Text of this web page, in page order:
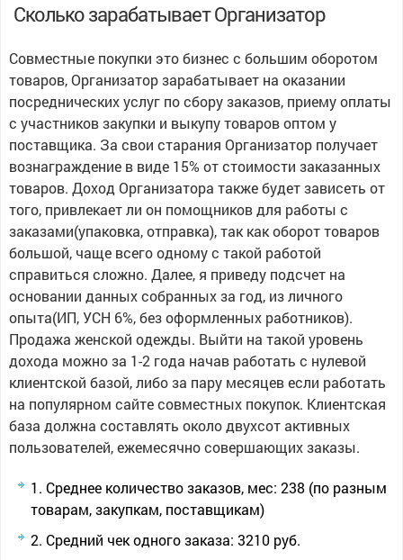
Сколько зарабатывает Организатор
Совместные покупки это бизнес с большим оборотом
товаров, Организатор зарабатывает на оказании
посреднических услуг по сбору заказов, приему оплаты
с участников закупки и выкупу товаров оптом у
поставщика. За свои старания Организатор получает
вознаграждение в виде 15% от стоимости заказанных
товаров. Доход Организатора также будет зависеть от
того, привлекает ли он помощников для работы с
заказами(упаковка, отправка), так как оборот товаров
большой, чаще всего одному с такой работой
справиться сложно. Далее, я приведу подсчет на
основании данных собранных за год, из личного
опыта(ИП, УСН 6%, без оформленных работников).
Продажа женской одежды. Выйти на такой уровень
дохода можно за 1-2 года начав работать с нулевой
клиентской базой, либо за пару месяцев если работать
на популярном сайте совместных покупок. Клиентская
база должна составлять около двухсот активных
пользователей, ежемесячно совершающих заказы.
Среднее количество заказов, мес: 238 (по разным
товарам, закупкам, поставщикам)
Средний чек одного заказа: 3210 руб.